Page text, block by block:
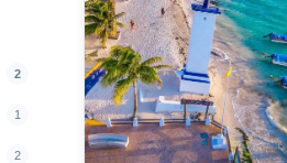
2
1
2